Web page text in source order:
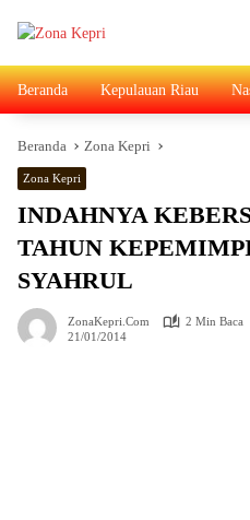
Beranda Kepulauan Riau
Beranda Zona Kepri
Zona Kepri
INDAHNYA
TAHUN
SYAHRUL
ZonaKepri.com
2 Min Baca
21/01/2014